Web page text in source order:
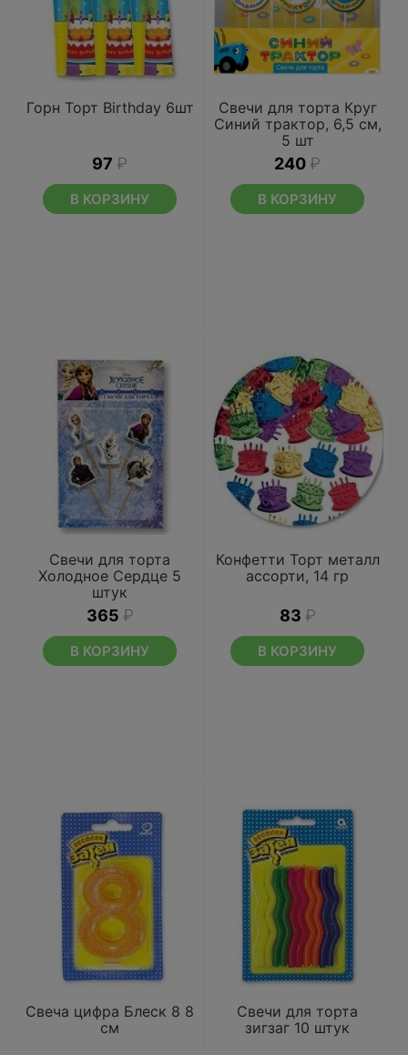
Горн Торт Birthday 6шт
97 ₽
В КОРЗИНУ
Свечи для торта Круг
Синий трактор, 6,5 см,
5 шт
240 ₽
В КОРЗИНУ
Свечи для торта
Холодное Сердце 5
штук
365 ₽
В КОРЗИНУ
Конфетти Торт металл
ассорти, 14 гр
83 ₽
В КОРЗИНУ
Свеча цифра Блеск 8 8
см
Свечи для торта
зигзаг 10 штук